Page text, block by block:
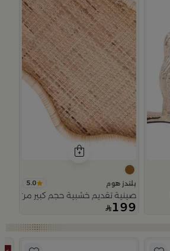
بلندز هوم 5.0
صينية تقديم خشبية حجم كبير من اورورا
199